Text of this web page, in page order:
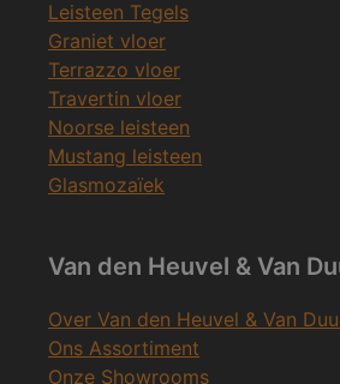
Leisteen Tegels
Graniet vloer
Terrazzo vloer
Travertin vloer
Noorse leisteen
Mustang leisteen
Glasmozaïek
Van den Heuvel & Van
Over Van den Heuvel & Van
Ons Assortiment
Onze Showrooms